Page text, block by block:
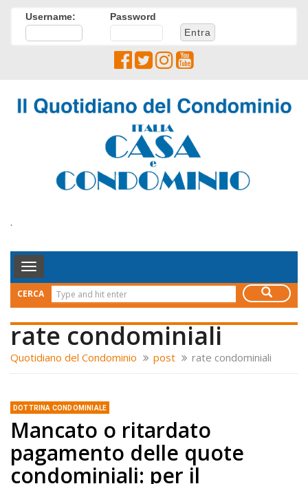
Username: Password
.
Toggle
Navigation
CERCA
rate condominiali
Quotidiano del Condominio post rate condominiali
DOTTRINA CONDOMINIALE
Mancato o ritardato
pagamento delle quote
condominiali: per il